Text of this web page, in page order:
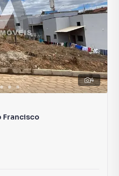
4
Francisco